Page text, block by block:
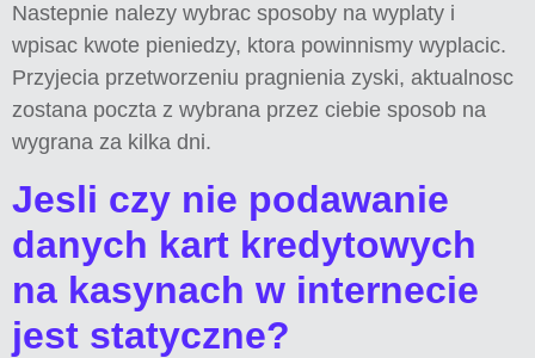
Nastepnie nalezy wybrac sposoby na wyplaty i
wpisac kwote pieniedzy, ktora powinnismy wyplacic.
Przyjecia przetworzeniu pragnienia zyski, aktualnosc
zostana poczta z wybrana przez ciebie sposob na
wygrana za kilka dni.
Jesli czy nie podawanie
danych kart kredytowych
na kasynach w internecie
jest statyczne?